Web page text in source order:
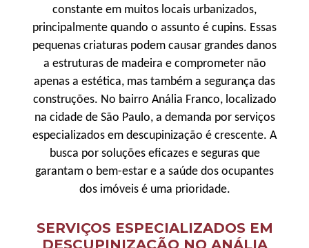
constante em muitos locais urbanizados,
principalmente quando o assunto é cupins. Essas
pequenas criaturas podem causar grandes danos
a estruturas de madeira e comprometer não
apenas a estética, mas também a segurança das
construções. No bairro Anália Franco, localizado
na cidade de São Paulo, a demanda por serviços
especializados em descupinização é crescente. A
busca por soluções eficazes e seguras que
garantam o bem-estar e a saúde dos ocupantes
dos imóveis é uma prioridade.
SERVIÇOS ESPECIALIZADOS EM
DESCUPINIZAÇÃO NO ANÁLIA